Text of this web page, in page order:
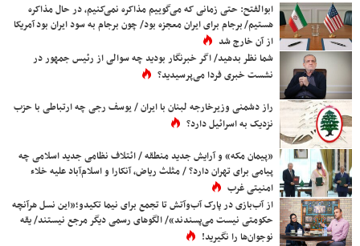
ابوالفتح: حتی زمانی که می‌گوییم مذاکره نمی‌کنیم، در حال مذاکره
هستیم/ برجام برای ایران معجزه بود/ چون برجام به سود ایران بود آمریکا
از آن خارج شد
شما نظر بدهید/ اگر خبرنگار بودید چه سوالی از رئیس جمهور در
نشست خبری فردا می‌پرسیدید؟
راز دشمنی وزیرخارجه لبنان با ایران / یوسف رجی چه ارتباطی با حزب
نزدیک به اسرائیل دارد؟
«پیمان مکه» و آرایش جدید منطقه / ائتلاف نظامی جدید اسلامی چه
پیامی برای تهران دارد؟ / مثلث ریاض، آنکارا و اسلام‌آباد علیه خلاء
امنیتی غرب
از آب‌بازی در پارک آب‌وآتش تا تجمع برای نیما تکیدو؛«این نسل هرآنچه
حکومتی نیست می‌پسندند»/ الگوهای رسمی دیگر مرجع نیستند/ یقه
نوجوان‌ها را نگیرید!